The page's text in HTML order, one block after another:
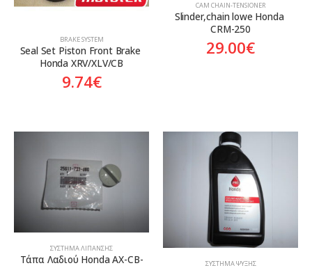
BRAKE SYSTEM
Seal Set Piston Front Brake
Honda XRV/XLV/CB
9.74€
CAM CHAIN-TENSIONER
Slinder,chain lowe Honda
CRM-250
29.00€
ΣΎΣΤΗΜΑ ΛΊΠΑΝΣΗΣ
Tάπα Λαδιού Honda AX-CB-
ΣΎΣΤΗΜΑ ΨΎΞΗΣ